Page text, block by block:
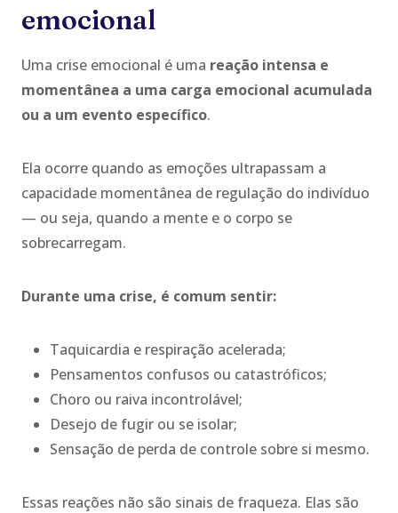
emocional
Uma crise emocional é uma reação intensa e
momentânea a uma carga emocional acumulada
ou a um evento específico.
Ela ocorre quando as emoções ultrapassam a
capacidade momentânea de regulação do indivíduo
— ou seja, quando a mente e o corpo se
sobrecarregam.
Durante uma crise, é comum sentir:
Taquicardia e respiração acelerada;
Pensamentos confusos ou catastróficos;
Choro ou raiva incontrolável;
Desejo de fugir ou se isolar;
Sensação de perda de controle sobre si mesmo.
Essas reações não são sinais de fraqueza. Elas são